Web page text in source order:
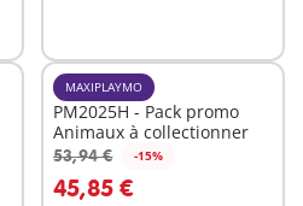
MAXIPLAYMO
PM2025H - Pack promo
Animaux à collectionner
53,94 € -15%
45,85 €
Au panier